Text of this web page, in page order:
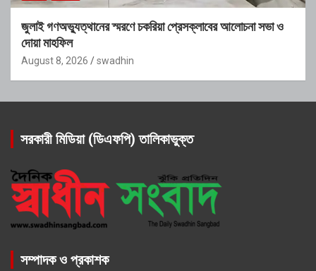
জুলাই গণঅভ্যুত্থানের স্মরণে চকরিয়া প্রেসক্লাবের আলোচনা সভা ও
দোয়া মাহফিল
August 8, 2026 swadhin
সরকারী মিডিয়া (ডিএফপি) তালিকাভুক্ত
সম্পাদক ও প্রকাশক